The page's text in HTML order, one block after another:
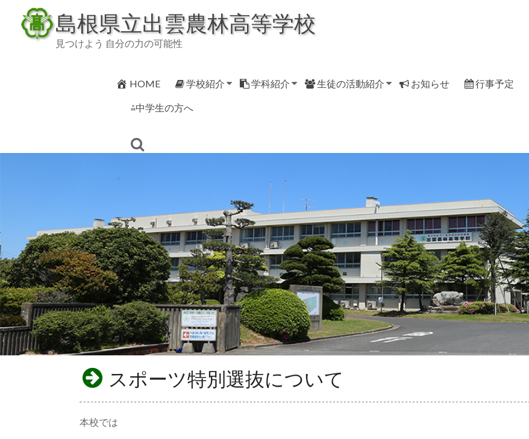
content
島根県立出雲農林高等学校
見つけよう 自分の力の可能性
HOME 学校紹介 学科紹介 生徒の活動紹介 お知らせ 行事予定
⁂中学生の方へ
スポーツ特別選抜について
本校では